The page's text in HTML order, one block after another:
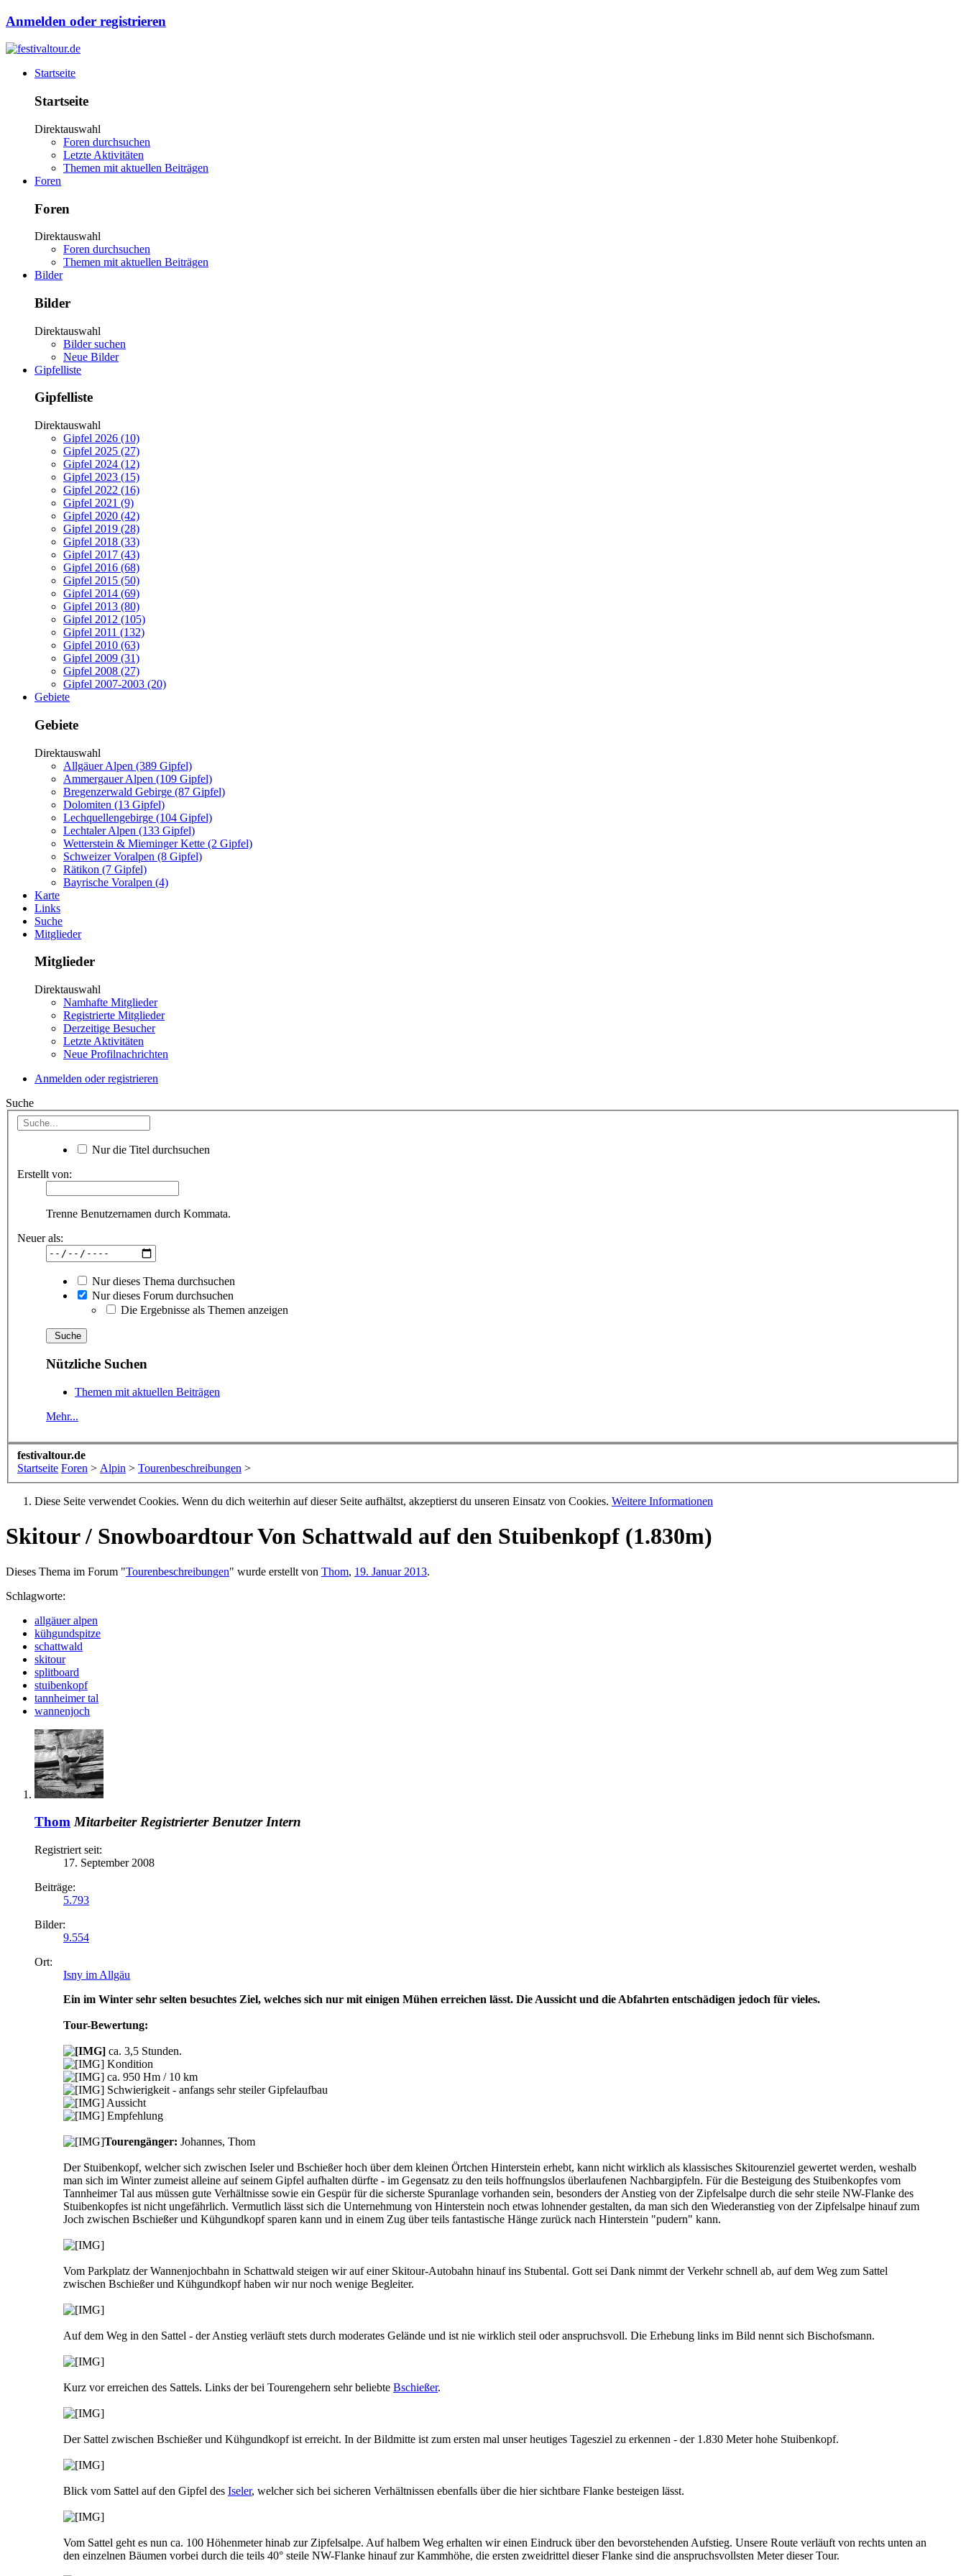
Anmelden oder registrieren
Startseite
Startseite
Direktauswahl
Foren durchsuchen
Letzte Aktivitäten
Themen mit aktuellen Beiträgen
Foren
Foren
Direktauswahl
Foren durchsuchen
Themen mit aktuellen Beiträgen
Bilder
Bilder
Direktauswahl
Bilder suchen
Neue Bilder
Gipfelliste
Gipfelliste
Direktauswahl
Gipfel 2026 (10)
Gipfel 2025 (27)
Gipfel 2024 (12)
Gipfel 2023 (15)
Gipfel 2022 (16)
Gipfel 2021 (9)
Gipfel 2020 (42)
Gipfel 2019 (28)
Gipfel 2018 (33)
Gipfel 2017 (43)
Gipfel 2016 (68)
Gipfel 2015 (50)
Gipfel 2014 (69)
Gipfel 2013 (80)
Gipfel 2012 (105)
Gipfel 2011 (132)
Gipfel 2010 (63)
Gipfel 2009 (31)
Gipfel 2008 (27)
Gipfel 2007-2003 (20)
Gebiete
Gebiete
Direktauswahl
Allgäuer Alpen (389 Gipfel)
Ammergauer Alpen (109 Gipfel)
Bregenzerwald Gebirge (87 Gipfel)
Dolomiten (13 Gipfel)
Lechquellengebirge (104 Gipfel)
Lechtaler Alpen (133 Gipfel)
Wetterstein & Mieminger Kette (2 Gipfel)
Schweizer Voralpen (8 Gipfel)
Rätikon (7 Gipfel)
Bayrische Voralpen (4)
Karte
Links
Suche
Mitglieder
Mitglieder
Direktauswahl
Namhafte Mitglieder
Registrierte Mitglieder
Derzeitige Besucher
Letzte Aktivitäten
Neue Profilnachrichten
Anmelden oder registrieren
Suche
Nur die Titel durchsuchen
Erstellt von:
Trenne Benutzernamen durch Kommata.
Neuer als:
Nur dieses Thema durchsuchen
Nur dieses Forum durchsuchen
Die Ergebnisse als Themen anzeigen
Nützliche Suchen
Themen mit aktuellen Beiträgen
Mehr...
festivaltour.de
Startseite Foren > Alpin > Tourenbeschreibungen >
Diese Seite verwendet Cookies. Wenn du dich weiterhin auf dieser Seite aufhältst, akzeptierst du unseren Einsatz von Cookies. Weitere Informationen
Skitour / SnowboardtourVon Schattwald auf den Stuibenkopf (1.830m)
Dieses Thema im Forum "Tourenbeschreibungen" wurde erstellt von Thom, 19. Januar 2013.
Schlagworte:
allgäuer alpen
kühgundspitze
schattwald
skitour
splitboard
stuibenkopf
tannheimer tal
wannenjoch
Thom Mitarbeiter Registrierter Benutzer Intern
Registriert seit:
17. September 2008
Beiträge:
5.793
Bilder:
9.554
Ort:
Isny im Allgäu
Ein im Winter sehr selten besuchtes Ziel, welches sich nur mit einigen Mühen erreichen lässt. Die Aussicht und die Abfahrten entschädigen jedoch für vieles.
Tour-Bewertung:
ca. 3,5 Stunden.
Kondition
ca. 950 Hm / 10 km
Schwierigkeit - anfangs sehr steiler Gipfelaufbau
Aussicht
Empfehlung
Tourengänger: Johannes, Thom
Der Stuibenkopf, welcher sich zwischen Iseler und Bschießer hoch über dem kleinen Örtchen Hinterstein erhebt, kann nicht wirklich als klassisches Skitourenziel gewertet werden, weshalb
man sich im Winter zumeist alleine auf seinem Gipfel aufhalten dürfte - im Gegensatz zu den teils hoffnungslos überlaufenen Nachbargipfeln. Für die Besteigung des Stuibenkopfes vom
Tannheimer Tal aus müssen gute Verhältnisse sowie ein Gespür für die sicherste Spuranlage vorhanden sein, besonders der Anstieg von der Zipfelsalpe durch die sehr steile NW-Flanke des
Stuibenkopfes ist nicht ungefährlich. Vermutlich lässt sich die Unternehmung von Hinterstein noch etwas lohnender gestalten, da man sich den Wiederanstieg von der Zipfelsalpe hinauf zum
Joch zwischen Bschießer und Kühgundkopf sparen kann und in einem Zug über teils fantastische Hänge zurück nach Hinterstein "pudern" kann.
Vom Parkplatz der Wannenjochbahn in Schattwald steigen wir auf einer Skitour-Autobahn hinauf ins Stubental. Gott sei Dank nimmt der Verkehr schnell ab, auf dem Weg zum Sattel
zwischen Bschießer und Kühgundkopf haben wir nur noch wenige Begleiter.
Auf dem Weg in den Sattel - der Anstieg verläuft stets durch moderates Gelände und ist nie wirklich steil oder anspruchsvoll. Die Erhebung links im Bild nennt sich Bischofsmann.
Kurz vor erreichen des Sattels. Links der bei Tourengehern sehr beliebte Bschießer.
Der Sattel zwischen Bschießer und Kühgundkopf ist erreicht. In der Bildmitte ist zum ersten mal unser heutiges Tagesziel zu erkennen - der 1.830 Meter hohe Stuibenkopf.
Blick vom Sattel auf den Gipfel des Iseler, welcher sich bei sicheren Verhältnissen ebenfalls über die hier sichtbare Flanke besteigen lässt.
Vom Sattel geht es nun ca. 100 Höhenmeter hinab zur Zipfelsalpe. Auf halbem Weg erhalten wir einen Eindruck über den bevorstehenden Aufstieg. Unsere Route verläuft von rechts unten an
den einzelnen Bäumen vorbei durch die teils 40° steile NW-Flanke hinauf zur Kammhöhe, die ersten zweidrittel dieser Flanke sind die anspruchsvollsten Meter dieser Tour.